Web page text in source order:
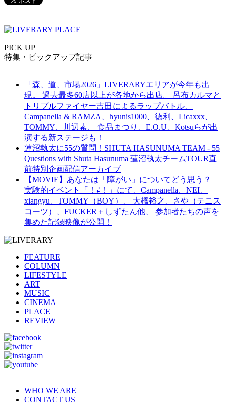
PICK UP
特集・ピックアップ記事
「森、道、市場2026」LIVERARYエリアが今年も出
現。 過去最多60店以上が各地から出店。 呂布カルマと
トリプルファイヤー吉田によるラップバトル、
Campanella & RAMZA、hyunis1000、徳利、Licaxxx、
TOMMY、川辺素、 食品まつり、E.O.U、Kotsuらが出
演する新ステージも！
蓮沼執太に55の質問！SHUTA HASUNUMA TEAM - 55
Questions with Shuta Hasunuma 蓮沼執太チームTOUR直
前特別企画配信アーカイブ
【MOVIE】あなたは「障がい」についてどう思う？
実験的イベント「！⇄！」にて、Campanella、NEI、
xiangyu、TOMMY（BOY）、 大橋裕之、さや（テニス
コーツ）、FUCKER＋しずたん他、 参加者たちの声を
集めた記録映像が公開！
FEATURE
COLUMN
LIFESTYLE
ART
MUSIC
CINEMA
PLACE
REVIEW
WHO WE ARE
CONTACT US